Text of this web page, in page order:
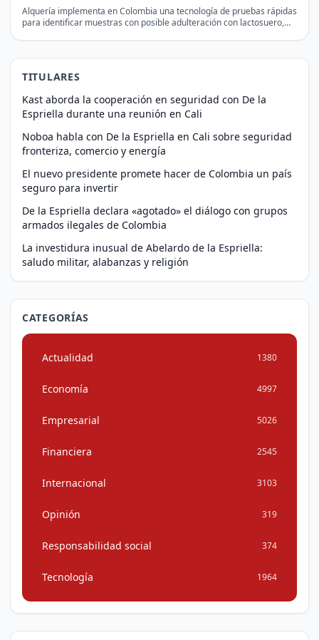
Alquería implementa en Colombia una tecnología de pruebas rápidas
para identificar muestras con posible adulteración con lactosuero,
TITULARES
Kast aborda la cooperación en seguridad con De la
Espriella durante una reunión en Cali
Noboa habla con De la Espriella en Cali sobre seguridad
fronteriza, comercio y energía
El nuevo presidente promete hacer de Colombia un país
seguro para invertir
De la Espriella declara «agotado» el diálogo con grupos
armados ilegales de Colombia
La investidura inusual de Abelardo de la Espriella:
saludo militar, alabanzas y religión
CATEGORÍAS
Actualidad 1380
Economía 4997
Empresarial 5026
Financiera 2545
Internacional 3103
Opinión 319
Responsabilidad social 374
Tecnología 1964